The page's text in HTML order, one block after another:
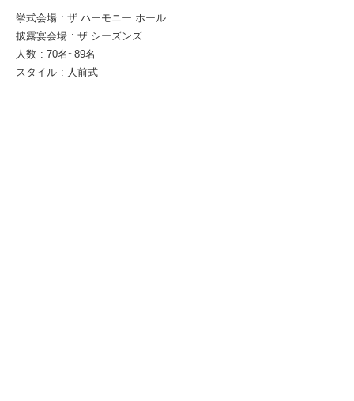
挙式会場 : ザ ハーモニー ホール
披露宴会場 : ザ シーズンズ
人数 : 70名~89名
スタイル : 人前式